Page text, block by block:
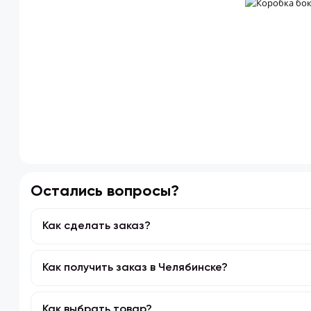
Остались вопросы?
Как сделать заказ?
Как получить заказ в Челябинске?